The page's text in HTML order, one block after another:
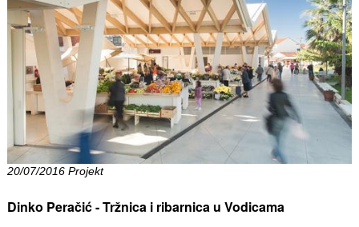
20/07/2016 Projekt
Dinko Peračić - Tržnica i ribarnica u Vodicama